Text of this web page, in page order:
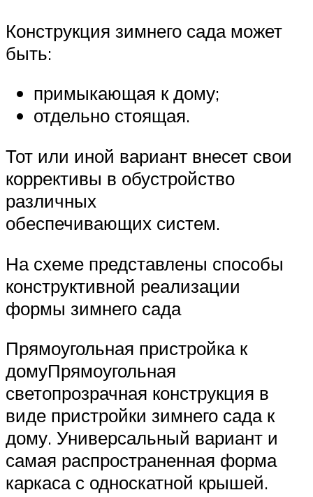
Конструкция зимнего сада может
быть:
примыкающая к дому;
отдельно стоящая.
Тот или иной вариант внесет свои
коррективы в обустройство
различных
обеспечивающих систем.
На схеме представлены способы
конструктивной реализации
формы зимнего сада
Прямоугольная пристройка к
домуПрямоугольная
светопрозрачная конструкция в
виде пристройки зимнего сада к
дому. Универсальный вариант и
самая распространенная форма
каркаса с односкатной крышей.